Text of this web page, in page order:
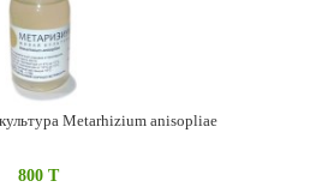
Metarhizium anisopliae
800 T